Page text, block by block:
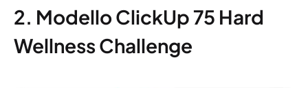
2. Modello ClickUp 75 Hard
Wellness Challenge